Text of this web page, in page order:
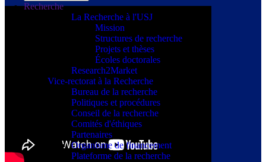
Recherche
La Recherche à l'USJ
Mission
Structures de recherche
Projets et thèses
Écoles doctorales
Research2Market
Vice-rectorat à la Recherche
Bureau de la recherche
Politiques et procédures
Conseil de la recherche
Comités d'éthiques
Partenaires
Organisme de financement
Plateforme de la recherche